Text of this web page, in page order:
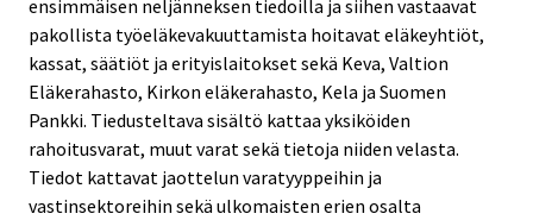
ensimmäisen neljänneksen tiedoilla ja siihen vastaavat
pakollista työeläkevakuuttamista hoitavat eläkeyhtiöt,
kassat, säätiöt ja erityislaitokset sekä Keva, Valtion
Eläkerahasto, Kirkon eläkerahasto, Kela ja Suomen
Pankki. Tiedusteltava sisältö kattaa yksiköiden
rahoitusvarat, muut varat sekä tietoja niiden velasta.
Tiedot kattavat jaottelun varatyyppeihin ja
vastinsektoreihin sekä ulkomaisten erien osalta